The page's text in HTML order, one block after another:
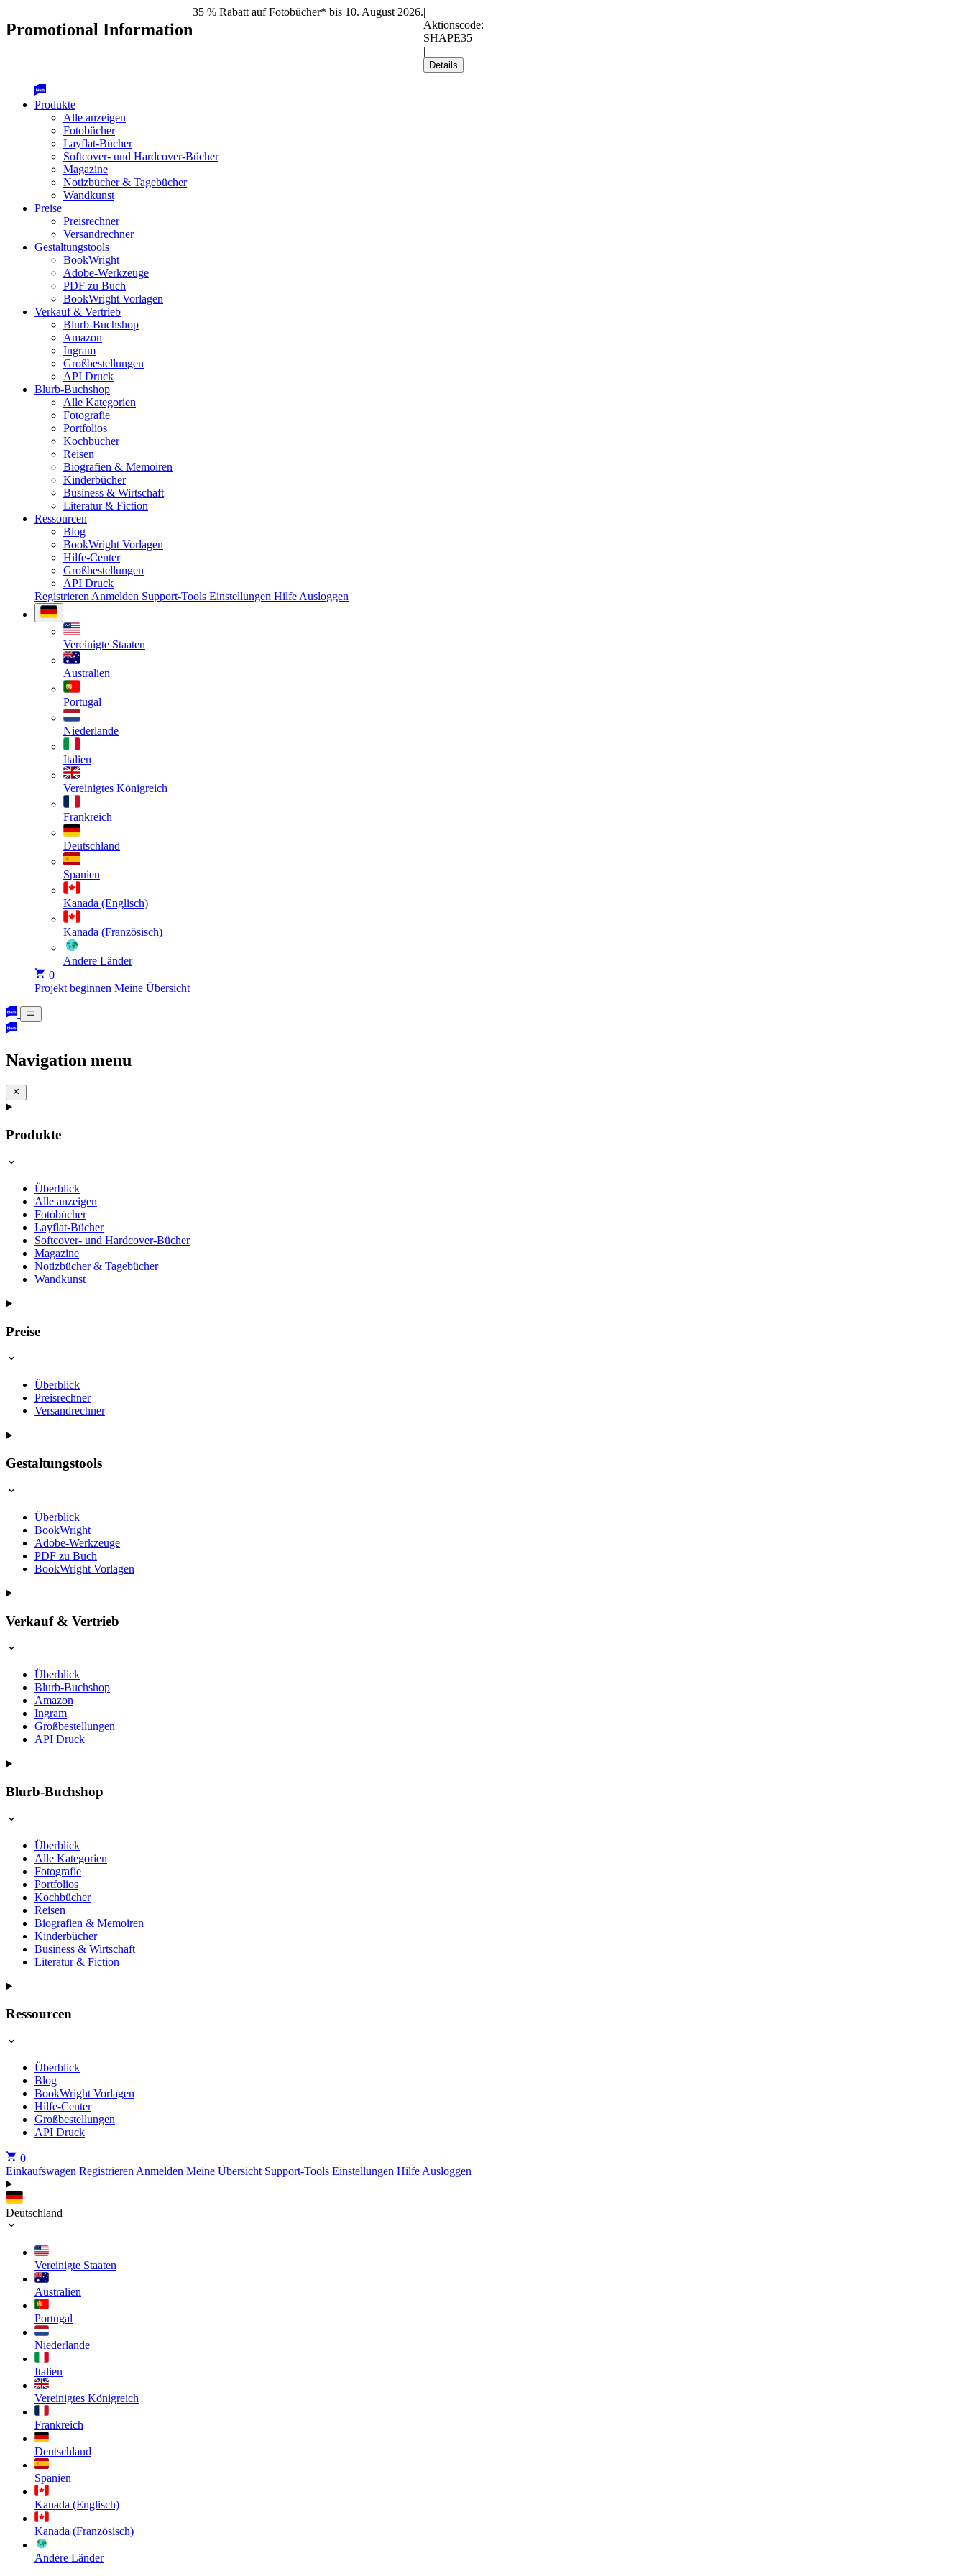
Promotional Information
35 % Rabatt auf Fotobücher* bis 10. August 2026.|
Aktionscode:
SHAPE35
|
Details
Produkte
Alle anzeigen
Fotobücher
Layflat-Bücher
Softcover- und Hardcover-Bücher
Magazine
Notizbücher & Tagebücher
Wandkunst
Preise
Preisrechner
Versandrechner
Gestaltungstools
BookWright
Adobe-Werkzeuge
PDF zu Buch
BookWright Vorlagen
Verkauf & Vertrieb
Blurb-Buchshop
Amazon
Ingram
Großbestellungen
API Druck
Blurb-Buchshop
Alle Kategorien
Fotografie
Portfolios
Kochbücher
Reisen
Biografien & Memoiren
Kinderbücher
Business & Wirtschaft
Literatur & Fiction
Ressourcen
Blog
BookWright Vorlagen
Hilfe-Center
Großbestellungen
API Druck
Registrieren Anmelden Support-Tools Einstellungen Hilfe Ausloggen
Vereinigte Staaten
Australien
Portugal
Niederlande
Italien
Vereinigtes Königreich
Frankreich
Deutschland
Spanien
Kanada (Englisch)
Kanada (Französisch)
Andere Länder
0
Projekt beginnen Meine Übersicht
Navigation menu
Produkte
Überblick
Alle anzeigen
Fotobücher
Layflat-Bücher
Softcover- und Hardcover-Bücher
Magazine
Notizbücher & Tagebücher
Wandkunst
Preise
Überblick
Preisrechner
Versandrechner
Gestaltungstools
Überblick
BookWright
Adobe-Werkzeuge
PDF zu Buch
BookWright Vorlagen
Verkauf & Vertrieb
Überblick
Blurb-Buchshop
Amazon
Ingram
Großbestellungen
API Druck
Blurb-Buchshop
Überblick
Alle Kategorien
Fotografie
Portfolios
Kochbücher
Reisen
Biografien & Memoiren
Kinderbücher
Business & Wirtschaft
Literatur & Fiction
Ressourcen
Überblick
Blog
BookWright Vorlagen
Hilfe-Center
Großbestellungen
API Druck
0
Einkaufswagen Registrieren Anmelden Meine Übersicht Support-Tools Einstellungen Hilfe Ausloggen
Deutschland
Vereinigte Staaten
Australien
Portugal
Niederlande
Italien
Vereinigtes Königreich
Frankreich
Deutschland
Spanien
Kanada (Englisch)
Kanada (Französisch)
Andere Länder